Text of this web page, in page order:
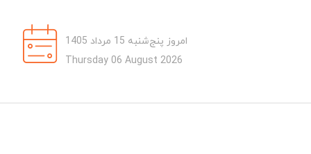
امروز پنج‌شنبه 15 مرداد 1405
Thursday 06 August 2026